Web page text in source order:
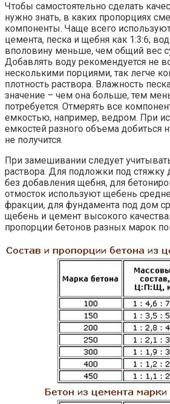
Чтобы самостоятельно сделать
нужно знать, в каких пропорциях
компоненты. Чаще всего
цемента, песка и щебня как 1:3:6;
вполовину меньше, чем общий вес
Добавлять воду рекомендуется не
несколькими порциями, так легче
плотность раствора. Влажность
значение – чем она больше, тем
потребуется. Отмерять все
емкостью, например, ведром. При
емкостей разного объема добиться
не получится.
При замешивании следует
раствора. Для подложки под стяжку
без добавления щебня, для
отмосток используют щебень
фракции, для фундамента под дом
щебень и цемент высокого
пропорции бетонов разных марок